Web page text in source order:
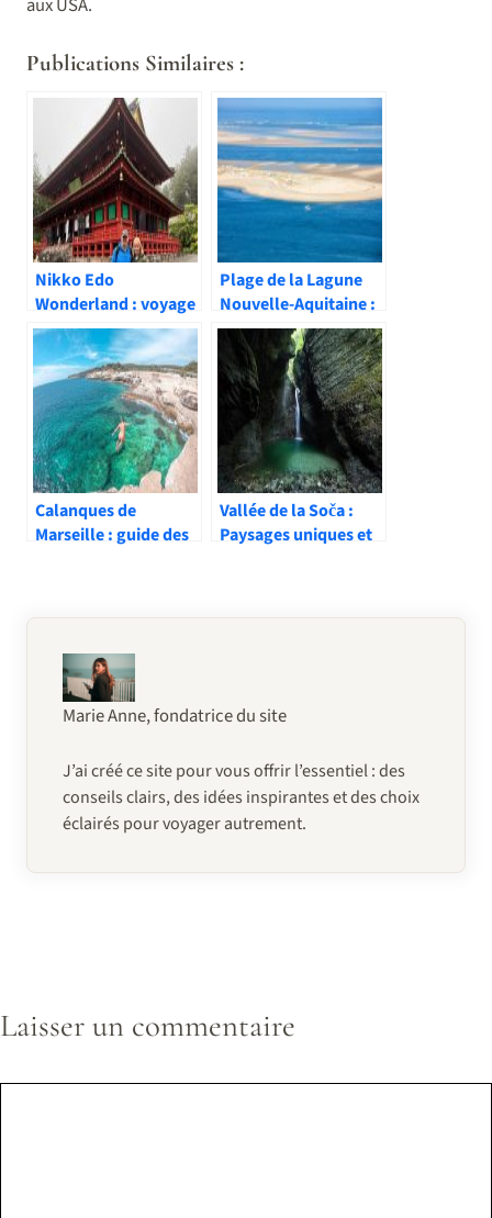
aux USA.
Publications Similaires :
Nikko Edo
Wonderland : voyage
immersif dans le
Japon féodal
Plage de la Lagune
Nouvelle-Aquitaine :
nature et tranquillité
Calanques de
Marseille : guide des
Vallée de la Soča :
Paysages uniques et
Marie Anne, fondatrice du site
J’ai créé ce site pour vous offrir l’essentiel : des
conseils clairs, des idées inspirantes et des choix
éclairés pour voyager autrement.
Laisser un commentaire